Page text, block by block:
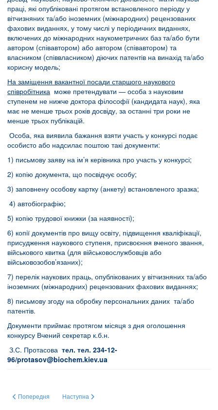
праці, які опубліковані протягом встановленого періоду у
вітчизняних та/або іноземних (міжнародних) рецензованих
фахових виданнях, у тому числі у періодичних виданнях,
включених до міжнародних наукометричних баз та/або бути
автором (співавтором) або автором (співавтором) та
власником (співвласником) діючих патентів на винахід та/або
корисну модель;
На заміщення вакантної посади старшого наукового
співробітника може претендувати — особа з науковим
ступенем не нижче доктора філософії (кандидата наук), яка
має не менше трьох років досвіду, за останні три роки не
менше трьох публікацій.
Особа, яка виявила бажання взяти участь у конкурсі подає
особисто або надсилає поштою такі документи:
1) письмову заяву на ім’я керівника про участь у конкурсі;
2) копію документа, що посвідчує особу;
3) заповнену особову картку (анкету) встановленого зразка;
4) автобіографію;
5) копію трудової книжки (за наявності);
6) копії документів про вищу освіту, підвищення кваліфікації,
присудження наукового ступеня, присвоєння вченого звання,
військового квитка (для військовослужбовців або
військовозобов’язаних);
7) перелік наукових праць, опублікованих у вітчизняних та/або
іноземних (міжнародних) рецензованих фахових виданнях;
8) письмову згоду на обробку персональних даних та/або
патентів.
Документи приймає протягом місяця з дня оголошення
конкурсу Вчений секретар к.б.н.
З.С. Протасова тел. тел. 234-12-
96/protasov@biochem.kiev.ua
Попередня стаття: Оголошує конкурс на заміщення посади Наукового
Попередня Наступна стаття: З 01 червня 2021 року Оголошує
Наступна